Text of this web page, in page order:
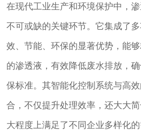
在现代工业生产和环境保护中，
不可或缺的关键环节。它集成了
效、节能、环保的显著优势，能
的渗透液，有效降低废水排放，
保标准。其智能化控制系统与高
合，不仅提升处理效率，还大大
大程度上满足了不同企业多样化